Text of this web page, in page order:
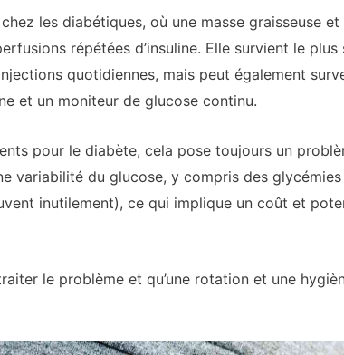
les diabétiques, où une masse graisseuse
répétées d’insuline. Elle survient le
quotidiennes, mais peut également
et un moniteur de glucose continu.
pour le diabète, cela pose toujours un
variabilité du glucose, y compris des
inutilement), ce qui implique un coût et
le problème et qu’une rotation et une